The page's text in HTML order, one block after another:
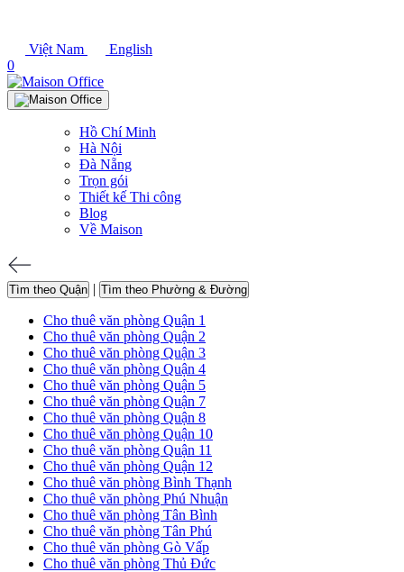
Việt Nam
English
0
Hồ Chí Minh
Hà Nội
Đà Nẵng
Trọn gói
Thiết kế Thi công
Blog
Về Maison
Tìm theo Quận | Tìm theo Phường & Đường
Cho thuê văn phòng Quận 1
Cho thuê văn phòng Quận 2
Cho thuê văn phòng Quận 3
Cho thuê văn phòng Quận 4
Cho thuê văn phòng Quận 5
Cho thuê văn phòng Quận 7
Cho thuê văn phòng Quận 8
Cho thuê văn phòng Quận 10
Cho thuê văn phòng Quận 11
Cho thuê văn phòng Quận 12
Cho thuê văn phòng Bình Thạnh
Cho thuê văn phòng Phú Nhuận
Cho thuê văn phòng Tân Bình
Cho thuê văn phòng Tân Phú
Cho thuê văn phòng Gò Vấp
Cho thuê văn phòng Thủ Đức